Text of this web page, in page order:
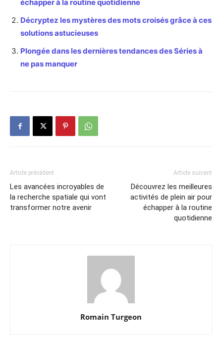
échapper à la routine quotidienne
Décryptez les mystères des mots croisés grâce à ces
solutions astucieuses
Plongée dans les dernières tendances des Séries à
ne pas manquer
Article précédent
Les avancées incroyables de
la recherche spatiale qui vont
transformer notre avenir
Article suivant
Découvrez les meilleures
activités de plein air pour
échapper à la routine
quotidienne
Romain Turgeon